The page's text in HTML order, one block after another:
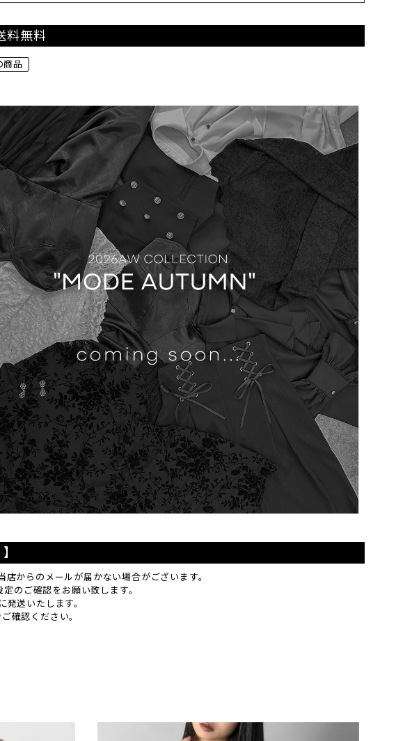
料無料
商品
からのメールが届かない場合がございます。
のご確認をお願い致します。
発送いたします。
確認ください。